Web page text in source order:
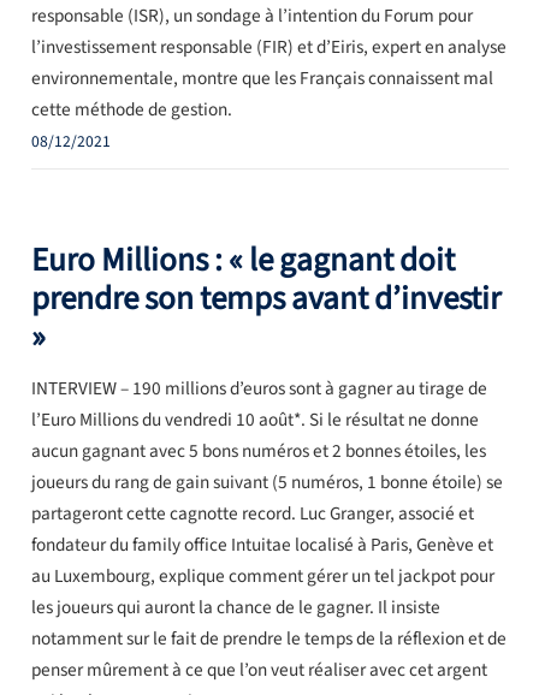
responsable (ISR), un sondage à l’intention du Forum pour
l’investissement responsable (FIR) et d’Eiris, expert en analyse
environnementale, montre que les Français connaissent mal
cette méthode de gestion.
08/12/2021
Euro Millions : « le gagnant doit
prendre son temps avant d’investir
»
INTERVIEW – 190 millions d’euros sont à gagner au tirage de
l’Euro Millions du vendredi 10 août*. Si le résultat ne donne
aucun gagnant avec 5 bons numéros et 2 bonnes étoiles, les
joueurs du rang de gain suivant (5 numéros, 1 bonne étoile) se
partageront cette cagnotte record. Luc Granger, associé et
fondateur du family office Intuitae localisé à Paris, Genève et
au Luxembourg, explique comment gérer un tel jackpot pour
les joueurs qui auront la chance de le gagner. Il insiste
notamment sur le fait de prendre le temps de la réflexion et de
penser mûrement à ce que l’on veut réaliser avec cet argent